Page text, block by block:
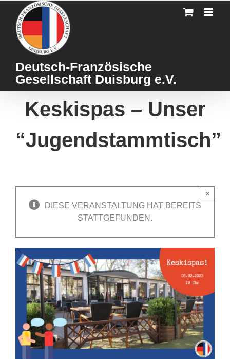
content
Deutsch-Französische
Gesellschaft Duisburg e.V.
Keskispas – Unser
“Jugendstammtisch”
DIESE VERANSTALTUNG HAT BEREITS
STATTGEFUNDEN.
×